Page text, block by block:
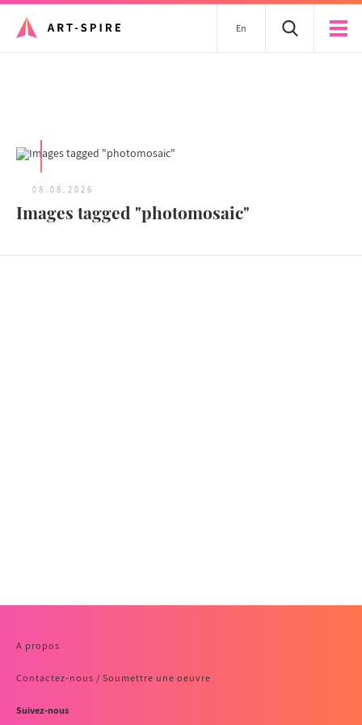
En
08.08.2026
Images tagged "photomosaic"
A propos
Contactez-nous / Soumettre une oeuvre
Suivez-nous